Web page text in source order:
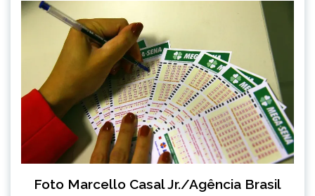
Foto Marcello Casal Jr./Agência Brasil